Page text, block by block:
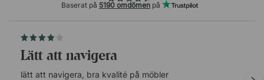
Baserat på 5190 omdömenpå
lätt att navigera
lätt att navigera, bra kvalité på möbler